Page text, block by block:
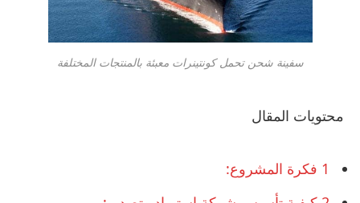
سفينة شحن تحمل كونتينرات معبئة بالمنتجات المختلفة
محتويات المقال
1 فكرة المشروع: